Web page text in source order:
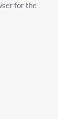
for the